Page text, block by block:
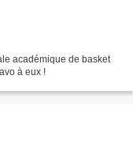
académique de basket
à eux !